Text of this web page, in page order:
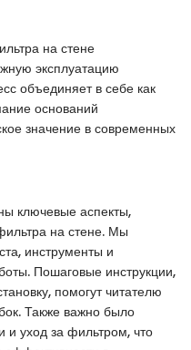
на стене
эксплуатацию
объединяет в себе как
оснований
значение в современных
ключевые аспекты,
на стене. Мы
инструменты и
Пошаговые инструкции,
помогут читателю
Также важно было
и уход за фильтром, что